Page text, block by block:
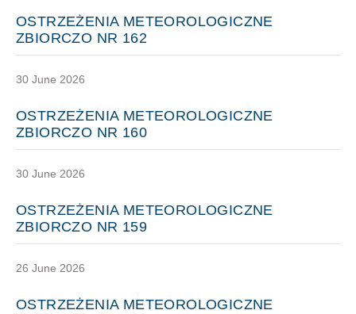
OSTRZEŻENIA METEOROLOGICZNE
ZBIORCZO NR 162
30 June 2026
OSTRZEŻENIA METEOROLOGICZNE
ZBIORCZO NR 160
30 June 2026
OSTRZEŻENIA METEOROLOGICZNE
ZBIORCZO NR 159
26 June 2026
OSTRZEŻENIA METEOROLOGICZNE